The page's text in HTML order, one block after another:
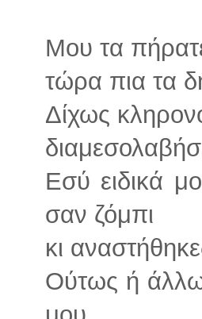
Μου τα
τώρα πια τα
Δίχως
Εσύ ειδικά
σαν ζόμπι
κι
Ούτως ή